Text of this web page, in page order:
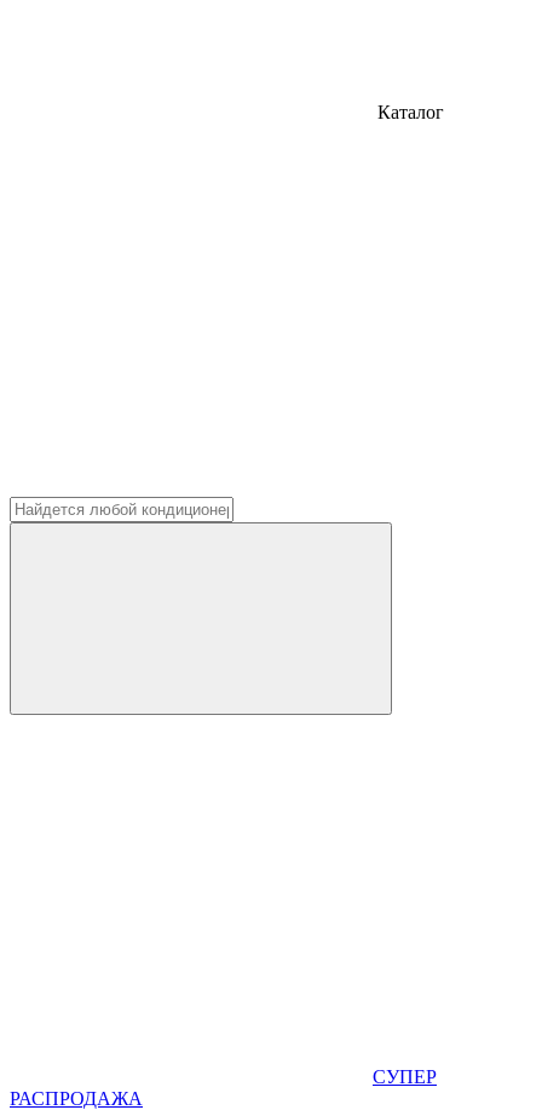
Каталог
СУПЕР
РАСПРОДАЖА